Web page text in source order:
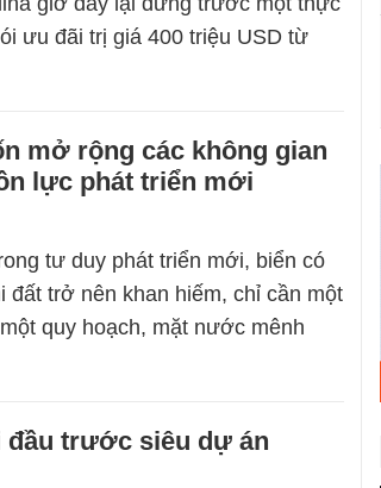
ưu đãi trị giá 400 triệu USD từ
mở rộng các không gian
lực phát triển mới
tư duy phát triển mới, biển có
trở nên khan hiếm, chỉ cần một
quy hoạch, mặt nước mênh
đầu trước siêu dự án